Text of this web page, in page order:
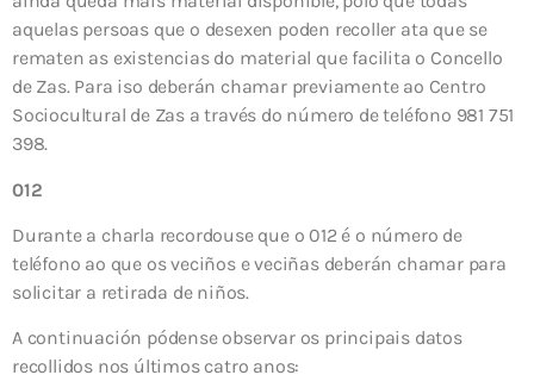
aquelas persoas que o desexen poden recoller ata que se
rematen as existencias do material que facilita o Concello
de Zas. Para iso deberán chamar previamente ao Centro
Sociocultural de Zas a través do número de teléfono 981 751
398.
012
Durante a charla recordouse que o 012 é o número de
teléfono ao que os veciños e veciñas deberán chamar para
solicitar a retirada de niños.
A continuación pódense observar os principais datos
recollidos nos últimos catro anos: